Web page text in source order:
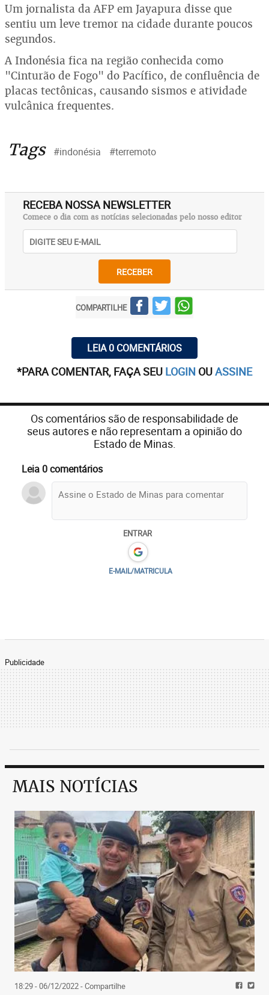
Um jornalista da AFP em Jayapura disse que
sentiu um leve tremor na cidade durante poucos
segundos.
A Indonésia fica na região conhecida como
"Cinturão de Fogo" do Pacífico, de confluência de
placas tectônicas, causando sismos e atividade
vulcânica frequentes.
Tags #indonésia #terremoto
RECEBA NOSSA NEWSLETTER
Comece o dia com as notícias selecionadas pelo nosso editor
RECEBER
COMPARTILHE
LEIA 0 COMENTÁRIOS
*PARA COMENTAR, FAÇA SEU LOGIN OUASSINE
Os comentários são de responsabilidade de
seus autores e não representam a opinião do
Estado de Minas.
Leia 0 comentários
ENTRAR
E-MAIL/MATRICULA
Publicidade
MAIS NOTÍCIAS
18:29 - 06/12/2022- Compartilhe